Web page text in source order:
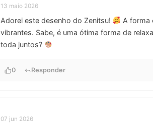
13 maio 2026
Adorei este desenho do Zenitsu!
A forma
vibrantes. Sabe, é uma ótima forma de
toda juntos?
0 Responder
07 jun 2026